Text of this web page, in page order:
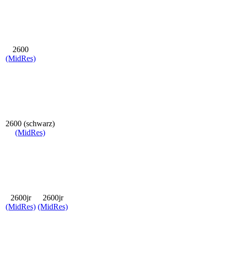
2600
(MidRes)
2600 (schwarz)
(MidRes)
2600jr
(MidRes)
2600jr
(MidRes)